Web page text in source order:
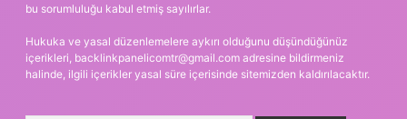
bu sorumluluğu kabul etmiş sayılırlar.
Hukuka ve yasal düzenlemelere aykırı olduğunu düşündüğünüz
içerikleri, backlinkpanelicomtr@gmail.com adresine bildirmeniz
halinde, ilgili içerikler yasal süre içerisinde sitemizden kaldırılacaktır.